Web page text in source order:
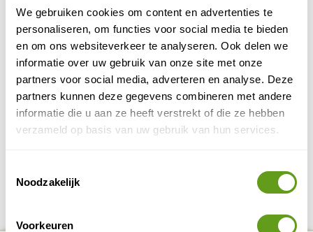
We gebruiken cookies om content en advertenties te
personaliseren, om functies voor social media te bieden
en om ons websiteverkeer te analyseren. Ook delen we
informatie over uw gebruik van onze site met onze
partners voor social media, adverteren en analyse. Deze
partners kunnen deze gegevens combineren met andere
informatie die u aan ze heeft verstrekt of die ze hebben
verzameld op basis van uw gebruik van hun services.
Noodzakelijk
Voorkeuren
BEKIJK
De Hasselerhof - Huisjes in de natuur
Kies uit de vier vakantiehuisjes bij Ommen.
Zoals Klein Paradijs, op een landgoed met
Elk huisje is zeer geschikt voor rustzoekers.
Deel deze pagina! DELEN VIA DE MAILDELEN OP PINTEREST
DELEN OP